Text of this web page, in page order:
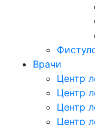
Врачи
Центр
Центр
Центр
Центр